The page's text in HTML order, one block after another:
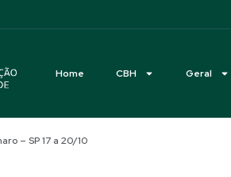
Home CBH Geral
– SP 17 a 20/10